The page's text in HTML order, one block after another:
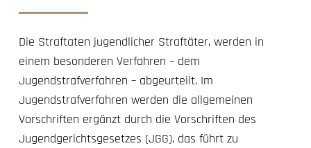
Die Straftaten jugendlicher Straftäter, werden in
einem besonderen Verfahren – dem
Jugendstrafverfahren – abgeurteilt. Im
Jugendstrafverfahren werden die allgemeinen
Vorschriften ergänzt durch die Vorschriften des
Jugendgerichtsgesetzes (JGG), das führt zu